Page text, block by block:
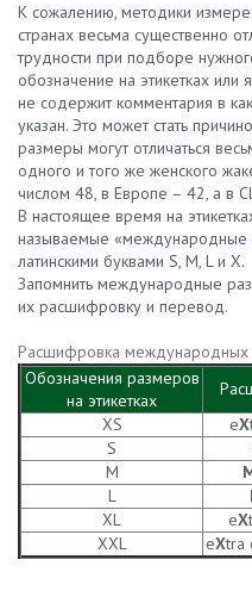
К сожалению, методики
странах весьма существенно
трудности при подборе
обозначение на этикетках
не содержит комментария в
указан. Это может стать
размеры могут отличаться
одного и того же женского
числом 48, в Европе – 42, а в
В настоящее время на
называемые
латинскими буквами S, M, L и X.
Запомнить международные
их расшифровку и перевод.
Расшифровка
Обозначения размеров
на этикетках
XS
eX
S
M
L
XL
eX
XXL
eXtra